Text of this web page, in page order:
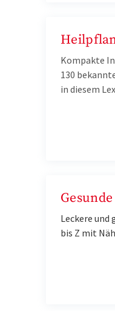
Kompakte
130
in diesem
Leckere und
bis Z mit